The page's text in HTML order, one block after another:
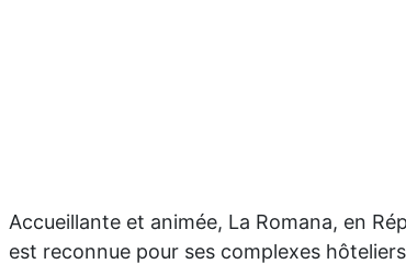
Accueillante et animée, La Romana, en
est reconnue pour ses complexes